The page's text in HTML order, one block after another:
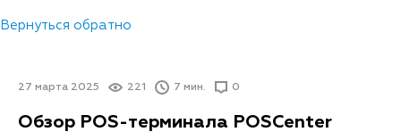
Вернуться обратно
27 марта 2025 221 7 мин. 0
Обзор POS-терминала POSCenter